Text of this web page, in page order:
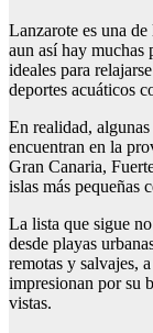
Lanzarote es una
aun así hay muchas
ideales para
deportes acuáticos
En realidad,
encuentran en la
Gran Canaria,
islas más pequeñas
La lista que sigue
desde playas
remotas y salvajes,
impresionan por su
vistas.